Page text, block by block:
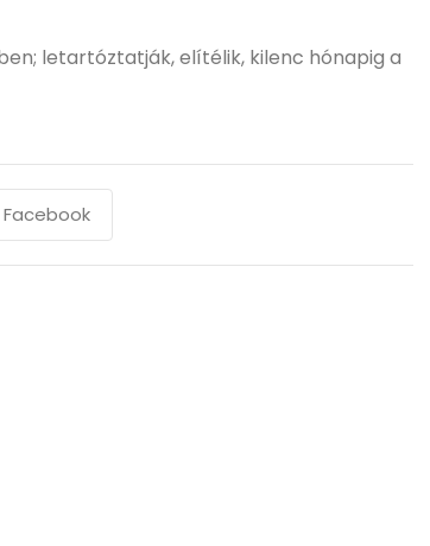
letartóztatják, elítélik, kilenc hónapig a
Facebook